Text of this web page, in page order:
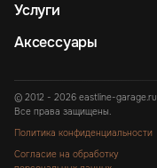
Услуги
Аксессуары
© 2012 - 2026 eastline-garage.ru
Все права защищены.
Политика конфиденциальности
Согласие на обработку